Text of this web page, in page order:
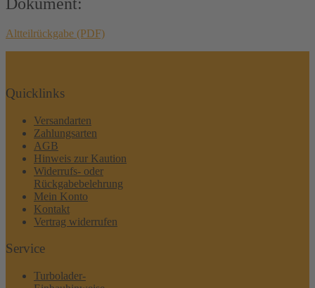
Altteilrückgabe (PDF)
Quicklinks
Versandarten
Zahlungsarten
AGB
Hinweis zur Kaution
Widerrufs- oder
Rückgabebelehrung
Mein Konto
Kontakt
Vertrag widerrufen
Service
Turbolader-